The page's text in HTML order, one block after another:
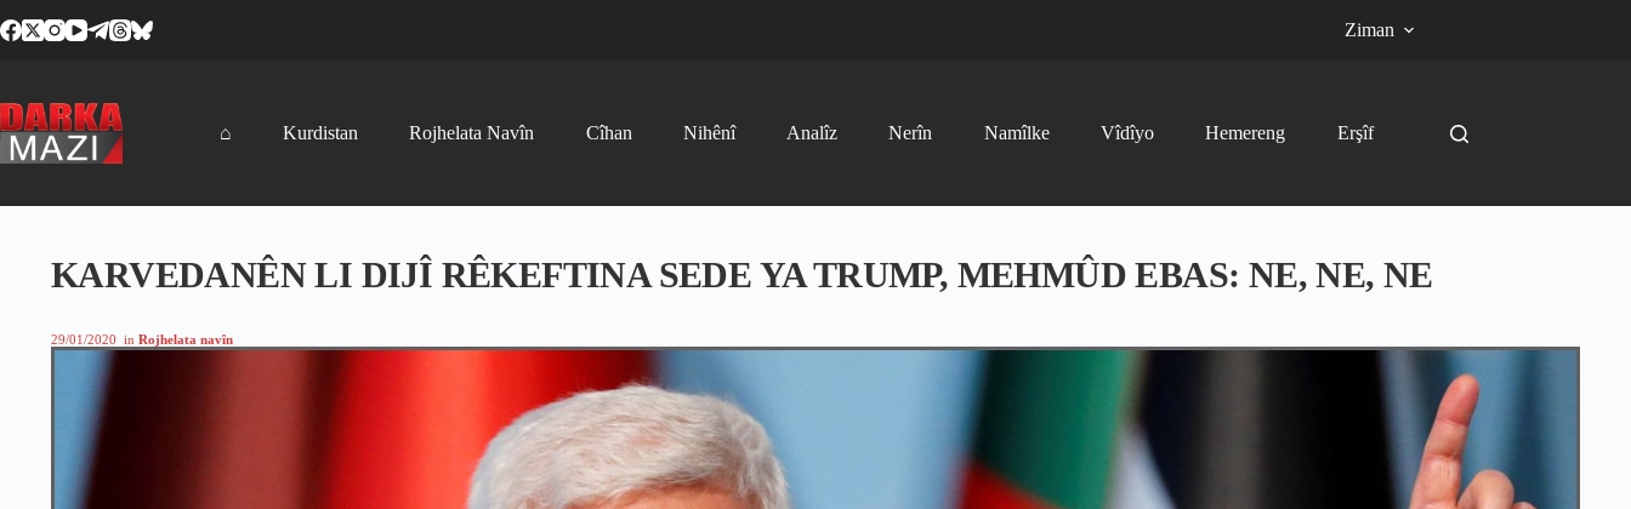
to
Ziman
⌂ Kurdistan Rojhelata Navîn Cîhan Nihênî Analîz Nerîn Namîlke Vîdîyo Hemereng Erşîf
KARVEDANÊN LI DIJÎ RÊKEFTINA SEDE YA TRUMP, MEHMÛD EBAS: NE, NE, NE
29/01/2020 in Rojhelata navîn